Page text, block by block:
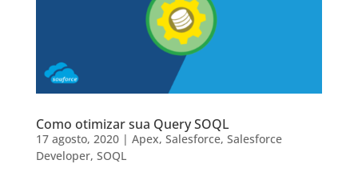
Como otimizar sua Query SOQL
17 agosto, 2020| Apex, Salesforce, Salesforce
Developer, SOQL